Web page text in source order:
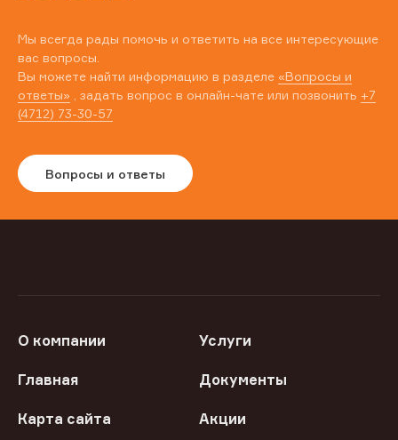
Мы всегда рады помочь и ответить на все интересующие
вас вопросы.
Вы можете найти информацию в разделе «Вопросы и
ответы» , задать вопрос в онлайн-чате или позвонить +7
(4712) 73-30-57
Вопросы и ответы
О компании Услуги
Главная Документы
Карта сайта Акции